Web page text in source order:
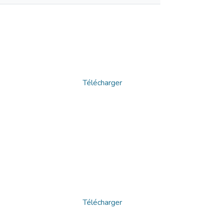
Télécharger
Télécharger